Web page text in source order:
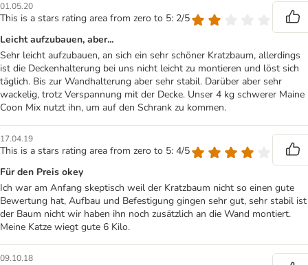
01.05.20
This is a stars rating area from zero to 5: 2/5
Leicht aufzubauen, aber...
Sehr leicht aufzubauen, an sich ein sehr schöner Kratzbaum, allerdings
ist die Deckenhalterung bei uns nicht leicht zu montieren und löst sich
täglich. Bis zur Wandhalterung aber sehr stabil. Darüber aber sehr
wackelig, trotz Verspannung mit der Decke. Unser 4 kg schwerer Maine
Coon Mix nutzt ihn, um auf den Schrank zu kommen.
17.04.19
This is a stars rating area from zero to 5: 4/5
Für den Preis okey
Ich war am Anfang skeptisch weil der Kratzbaum nicht so einen gute
Bewertung hat, Aufbau und Befestigung gingen sehr gut, sehr stabil ist
der Baum nicht wir haben ihn noch zusätzlich an die Wand montiert.
Meine Katze wiegt gute 6 Kilo.
09.10.18